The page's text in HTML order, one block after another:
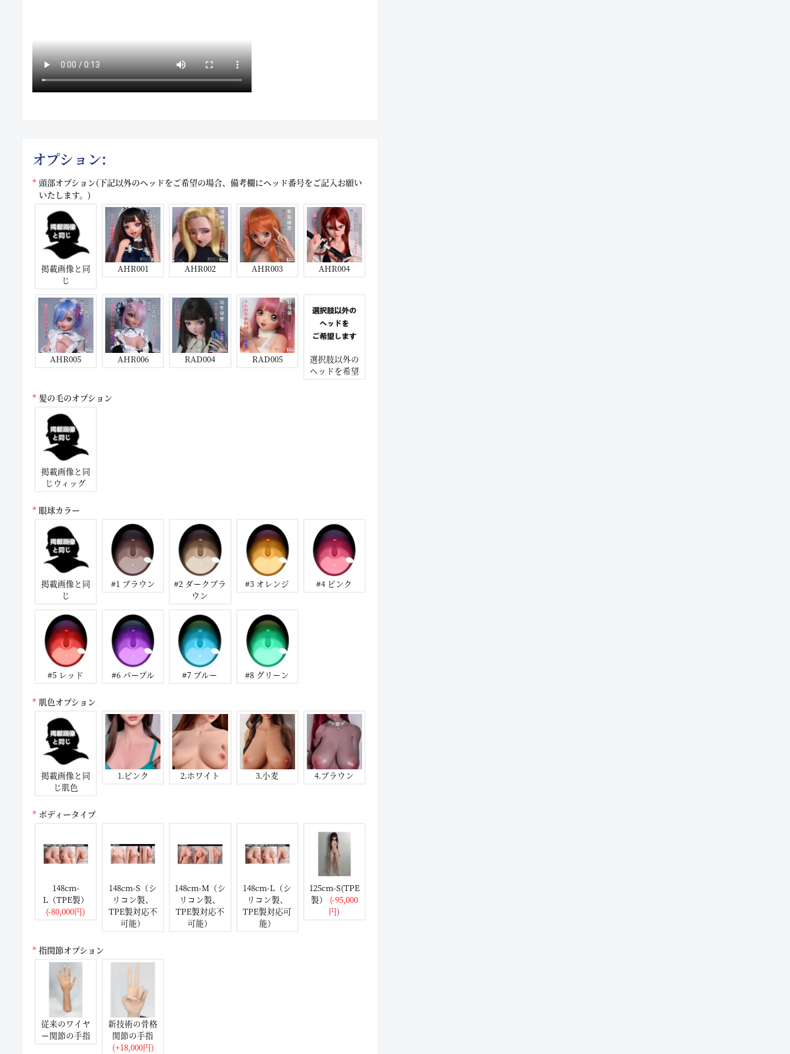
オプション:
頭部オプション(下記以外のヘッドをご希望の場合、備考欄にヘッド番号をご記入お願い
いたします。)
掲載画像と同
じ
AHR001 AHR002 AHR003 AHR004
AHR005 AHR006 RAD004 RAD005
選択肢以外の
ヘッドを希望
髪の毛のオプション
掲載画像と同
じウィッグ
眼球カラー
掲載画像と同
じ
#1 ブラウン
#2 ダークブラ
ウン
#3 オレンジ #4 ピンク
#5 レッド #6 パープル #7 ブルー #8 グリーン
肌色オプション
掲載画像と同
じ肌色
1.ピンク 2.ホワイト 3.小麦 4.ブラウン
ボディータイプ
148cm-
L（TPE製）
(-80,000円)
148cm-S（シ
リコン製、
TPE製対応不
可能）
148cm-M（シ
リコン製、
TPE製対応不
可能）
148cm-L（シ
リコン製、
TPE製対応可
能）
125cm-S(TPE
製）
(-95,000
円)
指関節オプション
従来のワイヤ
ー関節の手指
新技術の骨格
関節の手指
(+18,000円)